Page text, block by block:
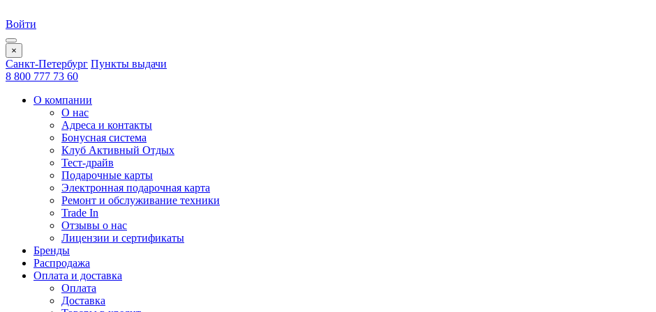
Войти
×
Санкт-Петербург Пункты выдачи
8 800 777 73 60
О компании
О нас
Адреса и контакты
Бонусная система
Клуб Активный Отдых
Тест-драйв
Подарочные карты
Электронная подарочная карта
Ремонт и обслуживание техники
Trade In
Отзывы о нас
Лицензии и сертификаты
Бренды
Распродажа
Оплата и доставка
Оплата
Доставка